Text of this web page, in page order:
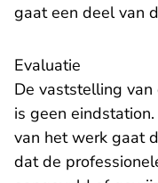
gaat een deel van
Evaluatie
De vaststelling
is geen
van het werk gaat
dat de